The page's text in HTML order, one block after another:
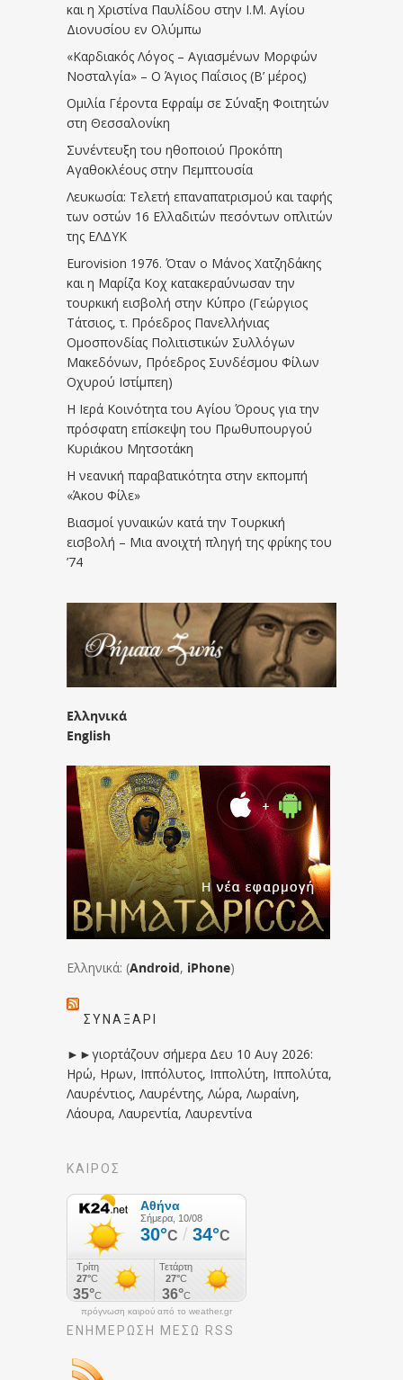
και η Χριστίνα Παυλίδου στην Ι.Μ. Αγίου
Διονυσίου εν Ολύμπω
«Καρδιακός Λόγος – Αγιασμένων Μορφών
Νοσταλγία» – Ο Άγιος Παΐσιος (Β’ μέρος)
Ομιλία Γέροντα Εφραίμ σε Σύναξη Φοιτητών
στη Θεσσαλονίκη
Συνέντευξη του ηθοποιού Προκόπη
Αγαθοκλέους στην Πεμπτουσία
Λευκωσία: Τελετή επαναπατρισμού και ταφής
των οστών 16 Ελλαδιτών πεσόντων οπλιτών
της ΕΛΔΥΚ
Eurovision 1976. Όταν ο Μάνος Χατζηδάκης
και η Μαρίζα Κοχ κατακεραύνωσαν την
τουρκική εισβολή στην Κύπρο (Γεώργιος
Τάτσιος, τ. Πρόεδρος Πανελλήνιας
Ομοσπονδίας Πολιτιστικών Συλλόγων
Μακεδόνων, Πρόεδρος Συνδέσμου Φίλων
Οχυρού Ιστίμπεη)
Η Ιερά Κοινότητα του Αγίου Όρους για την
πρόσφατη επίσκεψη του Πρωθυπουργού
Κυριάκου Μητσοτάκη
Η νεανική παραβατικότητα στην εκπομπή
«Άκου Φίλε»
Βιασμοί γυναικών κατά την Τουρκική
εισβολή – Μια ανοιχτή πληγή της φρίκης του
’74
Ελληνικά
English
Ελληνικά: (Android, iPhone)
ΣΥΝΑΞΆΡΙ
►►γιορτάζουν σήμερα Δευ 10 Αυγ 2026:
Ηρώ, Ηρων, Ιππόλυτος, Ιππολύτη, Ιππολύτα,
Λαυρέντιος, Λαυρέντης, Λώρα, Λωραίνη,
Λάουρα, Λαυρεντία, Λαυρεντίνα
ΚΑΙΡΟΣ
πρόγνωση καιρού από το weather.gr
ΕΝΗΜΈΡΩΣΉ ΜΕΣΩ RSS